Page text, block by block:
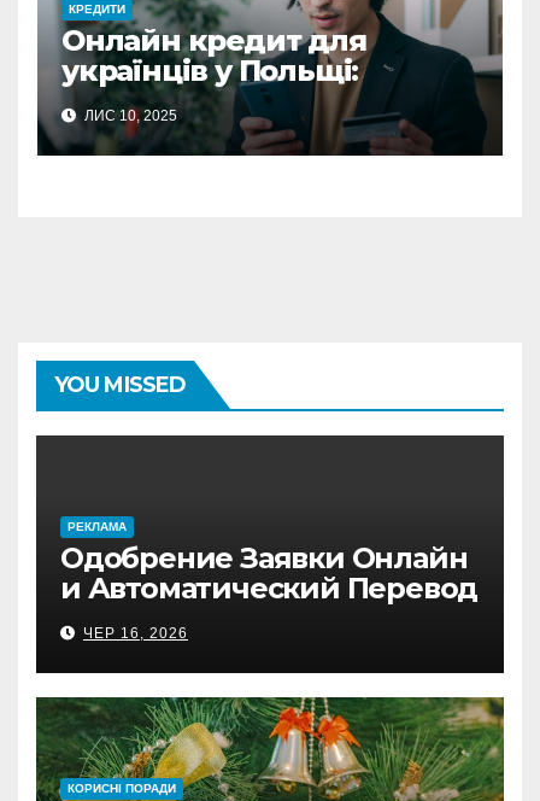
КРЕДИТИ
Онлайн кредит для
українців у Польщі:
повний гайд з отримання
фінансової підтримки
ЛИС 10, 2025
YOU MISSED
PЕКЛАМА
Одобрение Заявки Онлайн
и Автоматический Перевод
на Банковский Счёт.
Проверь
ЧЕР 16, 2026
КОРИСНІ ПОРАДИ